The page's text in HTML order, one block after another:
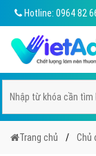
Hotline: 0964 82
Trang chủ Chủ